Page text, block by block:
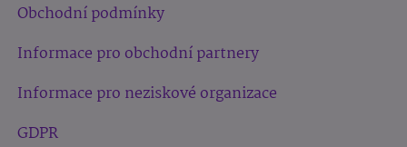
Obchodní podmínky
Informace pro obchodní partnery
Informace pro neziskové organizace
GDPR